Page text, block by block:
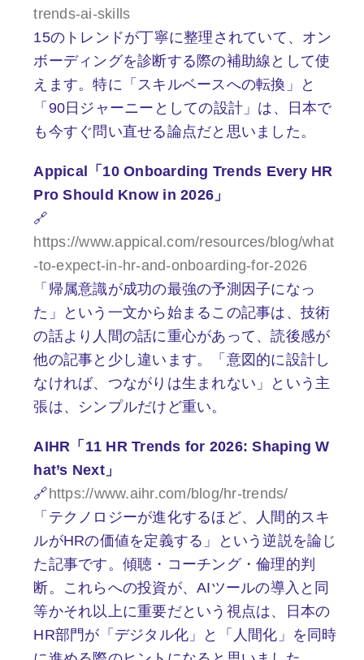
trends-ai-skills
15のトレンドが丁寧に整理されていて、オン
ボーディングを診断する際の補助線として使
えます。特に「スキルベースへの転換」と
「90日ジャーニーとしての設計」は、日本で
も今すぐ問い直せる論点だと思いました。
Appical「10 Onboarding Trends Every HR
Pro Should Know in 2026」
🔗
https://www.appical.com/resources/blog/what
-to-expect-in-hr-and-onboarding-for-2026
「帰属意識が成功の最強の予測因子になっ
た」という一文から始まるこの記事は、技術
の話より人間の話に重心があって、読後感が
他の記事と少し違います。「意図的に設計し
なければ、つながりは生まれない」という主
張は、シンプルだけど重い。
AIHR「11 HR Trends for 2026: Shaping W
hat’s Next」
🔗 https://www.aihr.com/blog/hr-trends/
「テクノロジーが進化するほど、人間的スキ
ルがHRの価値を定義する」という逆説を論じ
た記事です。傾聴・コーチング・倫理的判
断。これらへの投資が、AIツールの導入と同
等かそれ以上に重要だという視点は、日本の
HR部門が「デジタル化」と「人間化」を同時